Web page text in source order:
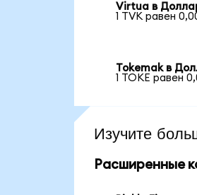
Virtua в
1 TVK равен
Tokemak в
1 TOKE равен
Изучите
Расширенные